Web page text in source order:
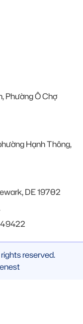
Phường Ô Chợ
Hạnh Thông,
DE 19702
reserved.